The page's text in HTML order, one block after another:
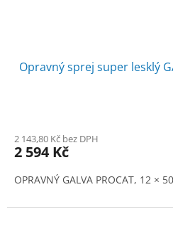
Opravný sprej super lesklý
2 143,80 Kč bez DPH
2 594 Kč
OPRAVNÝ GALVA PROCAT, 12